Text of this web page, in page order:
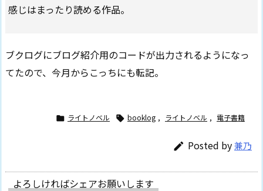
感じはまったり読める作品。
ブクログにブログ紹介用のコードが出力されるようになっ
てたので、今月からこっちにも転記。
 ライトノベル  booklog , ライトノベル , 電子書籍
 Posted by兼乃
よろしければシェアお願いします